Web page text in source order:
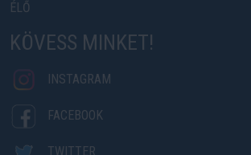
ÉLŐ
KÖVESS MINKET!
INSTAGRAM
FACEBOOK
TWITTER